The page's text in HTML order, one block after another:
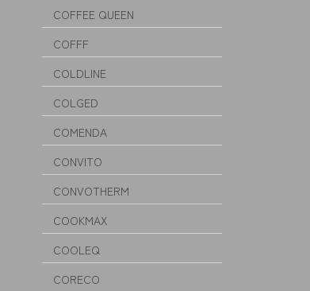
COFFEE QUEEN
COFFF
COLDLINE
COLGED
COMENDA
CONVITO
CONVOTHERM
COOKMAX
COOLEQ
CORECO